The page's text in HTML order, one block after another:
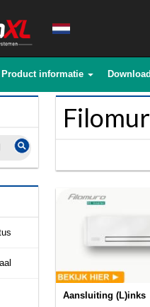
Product informatie
Aansluiting (L)inks